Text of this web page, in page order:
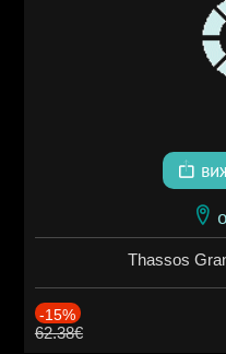
Thassos
-15%
62.38€